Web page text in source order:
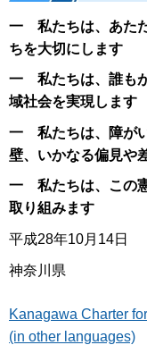
一 私たちは、あた
ちを大切にします
一 私たちは、誰も
域社会を実現します
一 私たちは、障が
壁、いかなる偏見や
一 私たちは、この
取り組みます
平成28年10月14日
神奈川県
Kanagawa Charter
(in other languages)